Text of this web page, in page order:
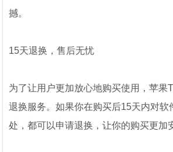
撼。
15天退换，售后无忧
为了让用户更加放心地购买使用，苹果
退换服务。如果你在购买后15天内对软
处，都可以申请退换，让你的购买更加